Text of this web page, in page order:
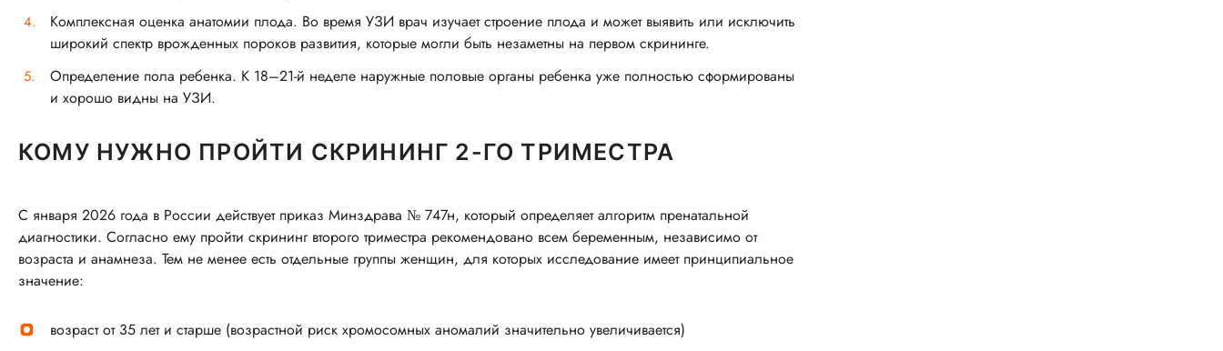
Комплексная оценка анатомии плода. Во время УЗИ врач изучает строение плода и может выявить или исключить
широкий спектр врожденных пороков развития, которые могли быть незаметны на первом скрининге.
Определение пола ребенка. К 18–21-й неделе наружные половые органы ребенка уже полностью сформированы
и хорошо видны на УЗИ.
КОМУ НУЖНО ПРОЙТИ СКРИНИНГ 2-ГО ТРИМЕСТРА
С января 2026 года в России действует приказ Минздрава № 747н, который определяет алгоритм пренатальной
диагностики. Согласно ему пройти скрининг второго триместра рекомендовано всем беременным, независимо от
возраста и анамнеза. Тем не менее есть отдельные группы женщин, для которых исследование имеет принципиальное
значение:
возраст от 35 лет и старше (возрастной риск хромосомных аномалий значительно увеличивается)